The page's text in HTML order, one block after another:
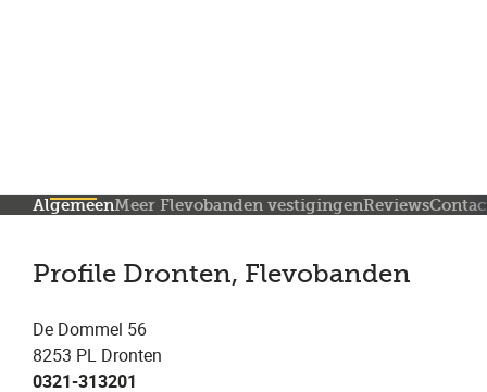
AlgemeenMeer Flevobanden vestigingenReviews
Profile Dronten, Flevobanden
De Dommel 56
8253 PL Dronten
0321-313201